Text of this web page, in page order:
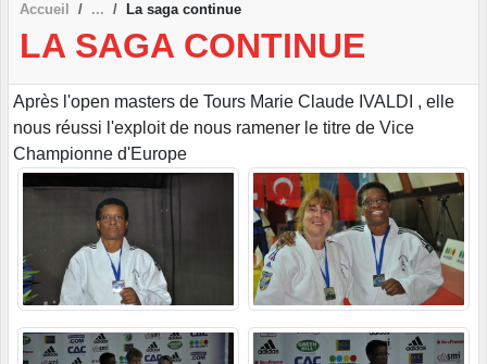
Accueil La saga continue
LA SAGA CONTINUE
Après l'open masters de Tours Marie Claude IVALDI , elle
nous réussi l'exploit de nous ramener le titre de Vice
Championne d'Europe